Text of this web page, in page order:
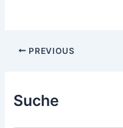
Suche
Post
PREVIOUS